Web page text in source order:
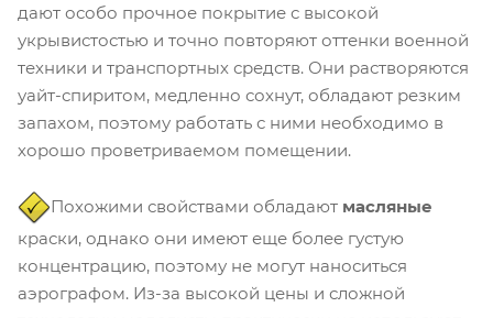
дают особо прочное покрытие с высокой
укрывистостью и точно повторяют оттенки военной
техники и транспортных средств. Они растворяются
уайт-спиритом, медленно сохнут, обладают резким
запахом, поэтому работать с ними необходимо в
хорошо проветриваемом помещении.
Похожими свойствами обладают масляные
краски, однако они имеют еще более густую
концентрацию, поэтому не могут наноситься
аэрографом. Из-за высокой цены и сложной